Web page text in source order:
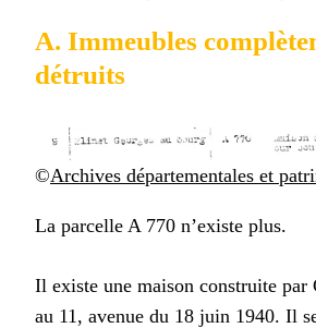
A. Immeubles
détruits
©Archives départementales et
La parcelle A 770 n’existe plus.
Il existe une maison construite par
au 11, avenue du 18 juin 1940. Il